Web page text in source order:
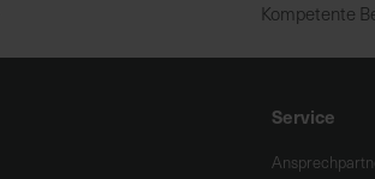
Kompetente
Service